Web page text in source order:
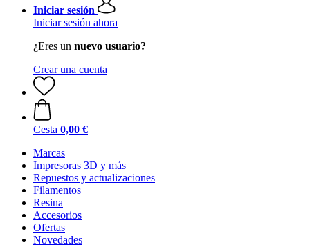
Iniciar sesión
Iniciar sesión ahora
¿Eres un nuevo usuario?
Crear una cuenta
Cesta 0,00 €
Marcas
Impresoras 3D y más
Repuestos y actualizaciones
Filamentos
Resina
Accesorios
Ofertas
Novedades